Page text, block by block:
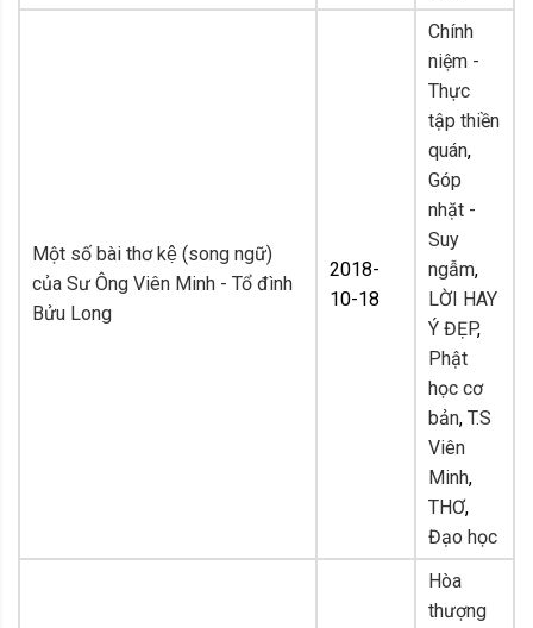
Một số bài thơ kệ (song ngữ)
của Sư Ông Viên Minh - Tổ đình
Bửu Long
2018-
10-18
Chính
niệm -
Thực
tập thiền
quán,
Góp
nhặt -
Suy
ngẫm,
LỜI HAY
Ý ĐẸP,
Phật
học cơ
bản, T.S
Viên
Minh,
THƠ,
Đạo học
Hòa
thượng